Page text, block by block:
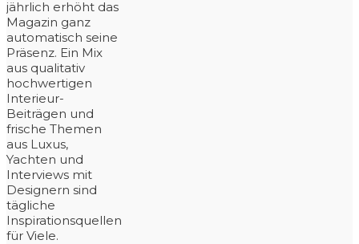
jährlich erhöht das
Magazin ganz
automatisch seine
Präsenz. Ein Mix
aus qualitativ
hochwertigen
Interieur-
Beiträgen und
frische Themen
aus Luxus,
Yachten und
Interviews mit
Designern sind
tägliche
Inspirationsquellen
für Viele.